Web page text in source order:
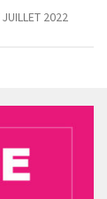
JUILLET 2022